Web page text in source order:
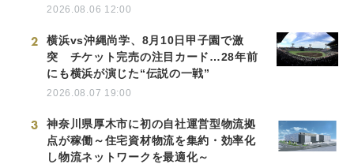
2026.08.06 12:00
2
横浜vs沖縄尚学、8月10日甲子園で激
突 チケット完売の注目カード…28年前
にも横浜が演じた“伝説の一戦”
2026.08.07 19:00
3
神奈川県厚木市に初の自社運営型物流拠
点が稼働～住宅資材物流を集約・効率化
し物流ネットワークを最適化～